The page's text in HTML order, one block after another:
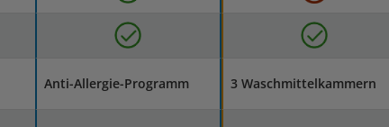
Anti-Allergie-Programm 3 Waschmittelkammern